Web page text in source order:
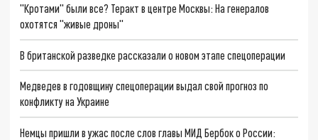
"Кротами" были все? Теракт в центре Москвы: На генералов
охотятся "живые дроны"
В британской разведке рассказали о новом этапе спецоперации
Медведев в годовщину спецоперации выдал свой прогноз по
конфликту на Украине
Немцы пришли в ужас после слов главы МИД Бербок о России: